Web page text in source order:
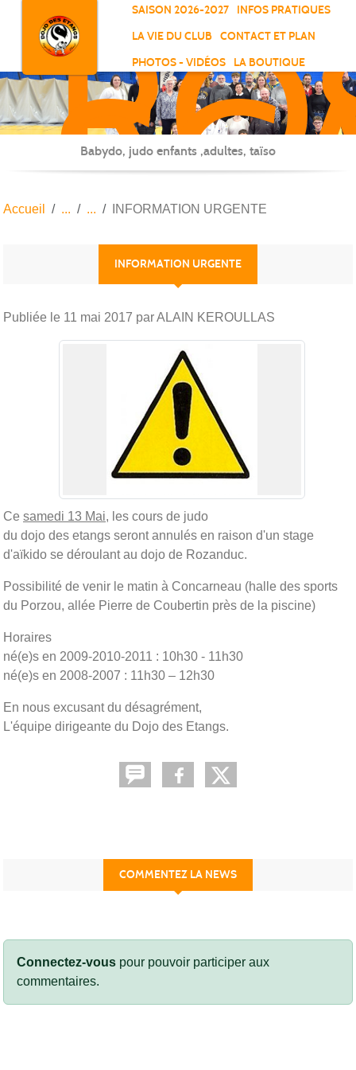
SAISON 2026-2027
INFOS PRATIQUES
LA VIE DU CLUB
CONTACT ET PLAN
PHOTOS - VIDÉOS
LA BOUTIQUE
-
-
Babydo, judo enfants ,adultes, taïso
Accueil INFORMATION URGENTE
INFORMATION URGENTE
Publiée le 11 mai 2017 par ALAIN KEROULLAS
Ce samedi 13 Mai, les cours de judo
du dojo des etangs seront annulés en raison d'un stage
d'aïkido se déroulant au dojo de Rozanduc.
Possibilité de venir le matin à Concarneau (halle des sports
du Porzou, allée Pierre de Coubertin près de la piscine)
Horaires
né(e)s en 2009-2010-2011 : 10h30 - 11h30
né(e)s en 2008-2007 : 11h30 – 12h30
En nous excusant du désagrément,
L'équipe dirigeante du Dojo des Etangs.
COMMENTEZ LA NEWS
Connectez-vous pour pouvoir participer aux
commentaires.
Panneau de gestion des cookies